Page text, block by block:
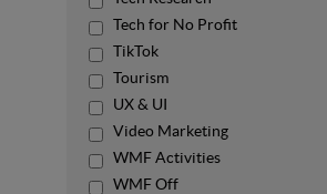
Tech for No Profit
TikTok
Tourism
UX & UI
Video Marketing
WMF Activities
WMF Off